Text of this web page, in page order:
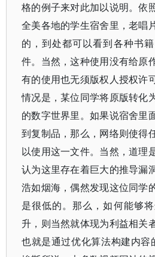
格的例子来对此加以说明。依
全美各地的学生宿舍里，老唱
的，到处都可以看到各种书
件。当然，这种使用没有给原
有的使用也无须版权人授权许
情况是，某位同学将原版转化
的数字世界里。如果说宿舍里
到复制品，那么，网络则使得
以使用这一文件。当然，道理
认为这里存在着巨大的推导漏
浩如烟海，偶然发现这位同学
是很低的。那么，如何能够
升，则当然就体现为利益相关
也就是通过优化算法构建内容